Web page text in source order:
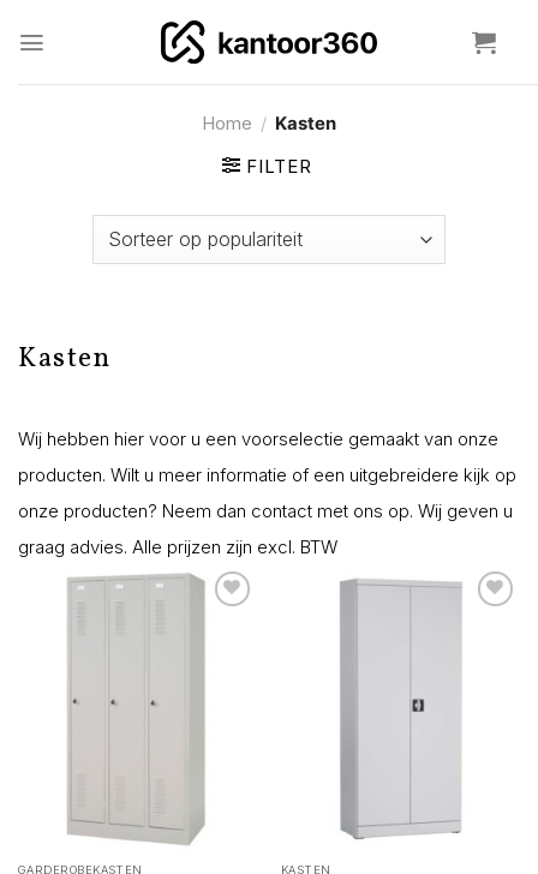
naar
inhoud
Home / Kasten
FILTER
Kasten
Wij hebben hier voor u een voorselectie gemaakt van onze
producten. Wilt u meer informatie of een uitgebreidere kijk op
onze producten? Neem dan contact met ons op. Wij geven u
graag advies. Alle prijzen zijn excl. BTW
GARDEROBEKASTEN KASTEN